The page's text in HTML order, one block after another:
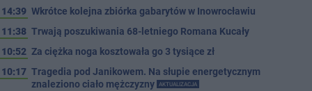
14:39 Wkrótce kolejna zbiórka gabarytów w Inowrocławiu
11:38 Trwają poszukiwania 68-letniego Romana Kucały
10:52 Za ciężka noga kosztowała go 3 tysiące zł
10:17 Tragedia pod Janikowem. Na słupie energetycznym
znaleziono ciało mężczyzny
AKTUALIZACJA